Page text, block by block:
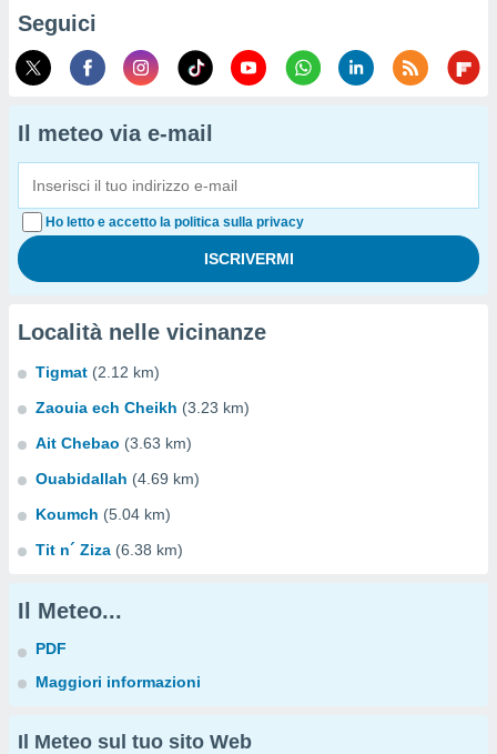
Seguici
Il meteo via e-mail
Ho letto e accetto la politica sulla privacy
Località nelle vicinanze
Tigmat (2.12 km)
Zaouia ech Cheikh (3.23 km)
Ait Chebao (3.63 km)
Ouabidallah (4.69 km)
Koumch (5.04 km)
Tit n´ Ziza (6.38 km)
Il Meteo...
PDF
Maggiori informazioni
Il Meteo sul tuo sito Web